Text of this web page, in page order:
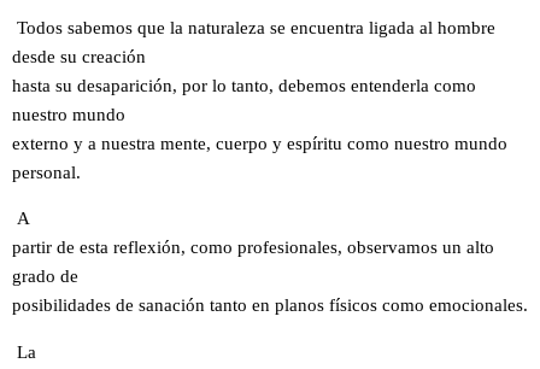
Todos sabemos que la naturaleza se encuentra ligada al hombre
desde su creación
hasta su desaparición, por lo tanto, debemos entenderla como
nuestro mundo
externo y a nuestra mente, cuerpo y espíritu como nuestro mundo
personal.
A
partir de esta reflexión, como profesionales, observamos un alto
grado de
posibilidades de sanación tanto en planos físicos como emocionales.
La